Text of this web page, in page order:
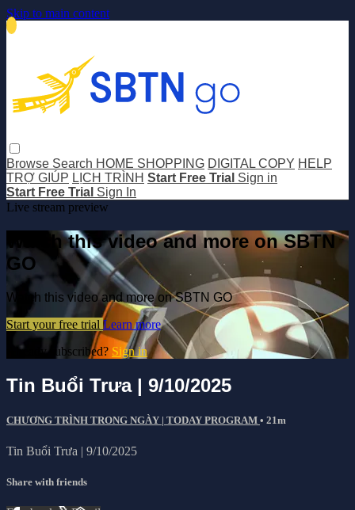
Skip to main content
Browse Search HOME SHOPPING DIGITAL COPY HELP
TRỢ GIÚP LỊCH TRÌNH Start Free Trial Sign in
Start Free Trial Sign In
Live stream preview
Watch this video and more on SBTN
GO
Watch this video and more on SBTN GO
Start your free trial Learn more
Already subscribed? Sign in
Tin Buổi Trưa | 9/10/2025
CHƯƠNG TRÌNH TRONG NGÀY | TODAY PROGRAM • 21m
Tin Buổi Trưa | 9/10/2025
Share with friends